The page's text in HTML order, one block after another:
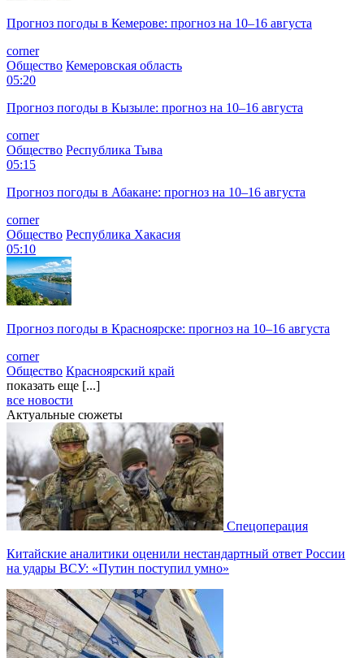
Прогноз погоды в Кемерове: прогноз на 10–16 августа
corner
Общество Кемеровская область
05:20
Прогноз погоды в Кызыле: прогноз на 10–16 августа
corner
Общество Республика Тыва
05:15
Прогноз погоды в Абакане: прогноз на 10–16 августа
corner
Общество Республика Хакасия
05:10
Прогноз погоды в Красноярске: прогноз на 10–16 августа
corner
Общество Красноярский край
показать еще [...]
все новости
Актуальные сюжеты
Спецоперация
Китайские аналитики оценили нестандартный ответ России
на удары ВСУ: «Путин поступил умно»